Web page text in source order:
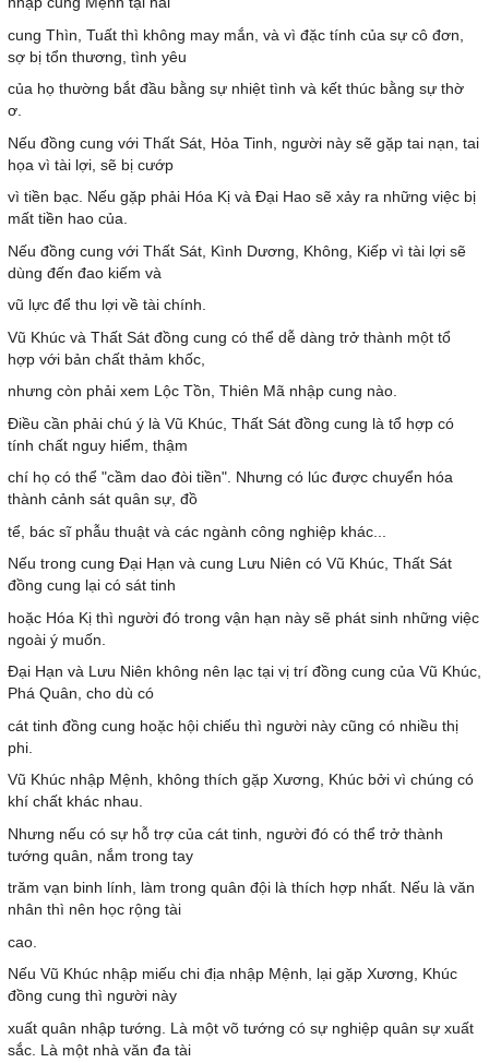
cung Thìn, Tuất thì không may mắn, và vì đặc tính của sự cô đơn,
sợ bị tổn thương, tình yêu
của họ thường bắt đầu bằng sự nhiệt tình và kết thúc bằng sự thờ
ơ.
Nếu đồng cung với Thất Sát, Hỏa Tinh, người này sẽ gặp tai nạn, tai
họa vì tài lợi, sẽ bị cướp
vì tiền bạc. Nếu gặp phải Hóa Kị và Đại Hao sẽ xảy ra những việc bị
mất tiền hao của.
Nếu đồng cung với Thất Sát, Kình Dương, Không, Kiếp vì tài lợi sẽ
dùng đến đao kiếm và
vũ lực để thu lợi về tài chính.
Vũ Khúc và Thất Sát đồng cung có thể dễ dàng trở thành một tổ
hợp với bản chất thảm khốc,
nhưng còn phải xem Lộc Tồn, Thiên Mã nhập cung nào.
Điều cần phải chú ý là Vũ Khúc, Thất Sát đồng cung là tổ hợp có
tính chất nguy hiểm, thậm
chí họ có thể "cầm dao đòi tiền". Nhưng có lúc được chuyển hóa
thành cảnh sát quân sự, đồ
tể, bác sĩ phẫu thuật và các ngành công nghiệp khác...
Nếu trong cung Đại Hạn và cung Lưu Niên có Vũ Khúc, Thất Sát
đồng cung lại có sát tinh
hoặc Hóa Kị thì người đó trong vận hạn này sẽ phát sinh những việc
ngoài ý muốn.
Đại Hạn và Lưu Niên không nên lạc tại vị trí đồng cung của Vũ Khúc,
Phá Quân, cho dù có
cát tinh đồng cung hoặc hội chiếu thì người này cũng có nhiều thị
phi.
Vũ Khúc nhập Mệnh, không thích gặp Xương, Khúc bởi vì chúng có
khí chất khác nhau.
Nhưng nếu có sự hỗ trợ của cát tinh, người đó có thể trở thành
tướng quân, nắm trong tay
trăm vạn binh lính, làm trong quân đội là thích hợp nhất. Nếu là văn
nhân thì nên học rộng tài
cao.
Nếu Vũ Khúc nhập miếu chi địa nhập Mệnh, lại gặp Xương, Khúc
đồng cung thì người này
xuất quân nhập tướng. Là một võ tướng có sự nghiệp quân sự xuất
sắc. Là một nhà văn đa tài